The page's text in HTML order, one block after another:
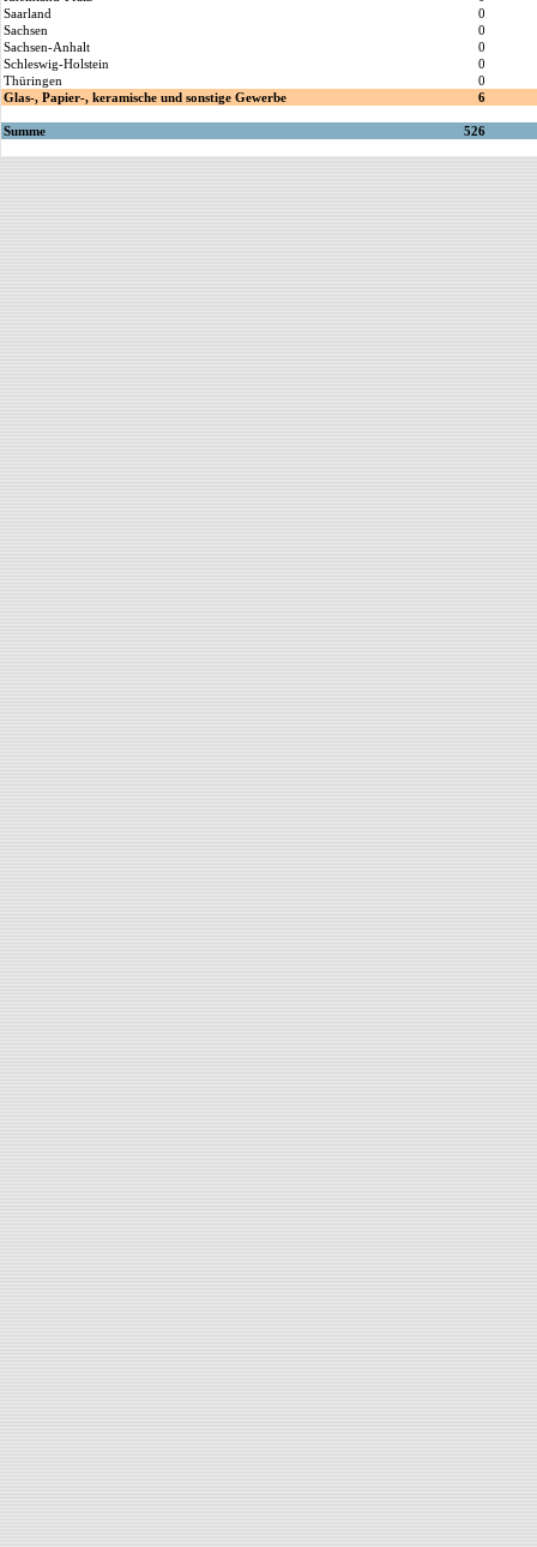
Saarland
0
Sachsen
0
Sachsen-Anhalt
0
Schleswig-Holstein
0
Thüringen
0
Glas-, Papier-, keramische und sonstige Gewerbe
6
Summe 526